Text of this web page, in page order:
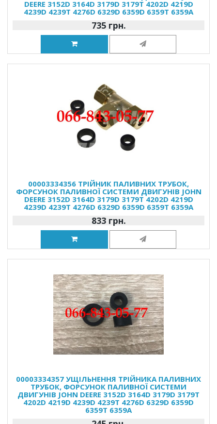
DEERE 3152D 3164D 3179D 3179T 4202D 4219D
4239D 4239T 4276D 6329D 6359D 6359T 6359A
735 грн.
00003334356 ТРІЙНИК ПАЛИВНИХ ТРУБОК,
ФОРСУНОК ПАЛИВНОЇ СИСТЕМИ ДВИГУНІВ JOHN
DEERE 3152D 3164D 3179D 3179T 4202D 4219D
4239D 4239T 4276D 6329D 6359D 6359T 6359A
833 грн.
00003334357 УЩІЛЬНЕННЯ ТРІЙНИКА ПАЛИВНИХ
ТРУБОК, ФОРСУНОК ПАЛИВНОЇ СИСТЕМИ
ДВИГУНІВ JOHN DEERE 3152D 3164D 3179D 3179T
4202D 4219D 4239D 4239T 4276D 6329D 6359D
6359T 6359A